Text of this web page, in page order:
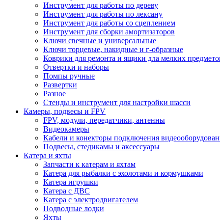
Инструмент для работы по дереву
Инструмент для работы по лексану
Инструмент для работы со сцеплением
Инструмент для сборки амортизаторов
Ключи свечные и универсальные
Ключи торцевые, накидные и г-образные
Коврики для ремонта и ящики дла мелких
Отвертки и наборы
Помпы ручные
Развертки
Разное
Стенды и инструмент для настройки шасси
Камеры, подвесы и FPV
FPV, модули, передатчики, антенны
Видеокамеры
Кабели и конекторы подключения
Подвесы, стедикамы и аксессуары
Катера и яхты
Запчасти к катерам и яхтам
Катера для рыбалки с эхолотами и кормушками
Катера игрушки
Катера с ДВС
Катера с электродвигателем
Подводные лодки
Яхты